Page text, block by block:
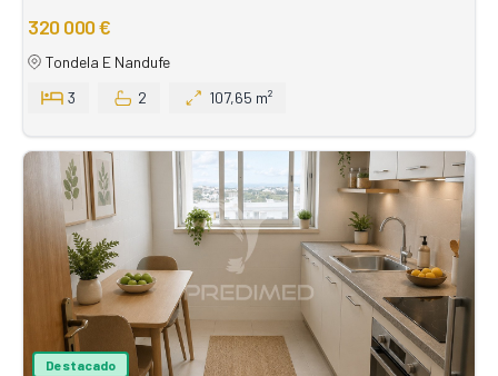
320 000 €
Tondela E Nandufe
3
2 107,65 m²
Destacado